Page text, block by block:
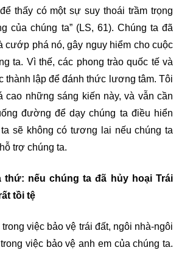
thấy có một sự suy thoái trầm trọng
của chúng ta” (LS, 61). Chúng ta đã
cướp phá nó, gây nguy hiểm cho cuộc
ta. Vì thế, các phong trào quốc tế và
lập để đánh thức lương tâm. Tôi
cao những sáng kiến này, và vẫn cần
đường để dạy chúng ta điều hiển
sẽ không có tương lai nếu chúng ta
trợ chúng ta.
thứ: nếu chúng ta đã hủy hoại Trái
tồi tệ
việc bảo vệ trái đất, ngôi nhà-ngôi
việc bảo vệ anh em của chúng ta.